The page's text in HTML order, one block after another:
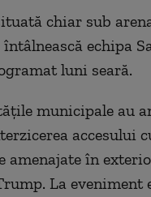
chiar sub
echipa
luni seară.
municipale au
accesului
amenajate în
La eveniment